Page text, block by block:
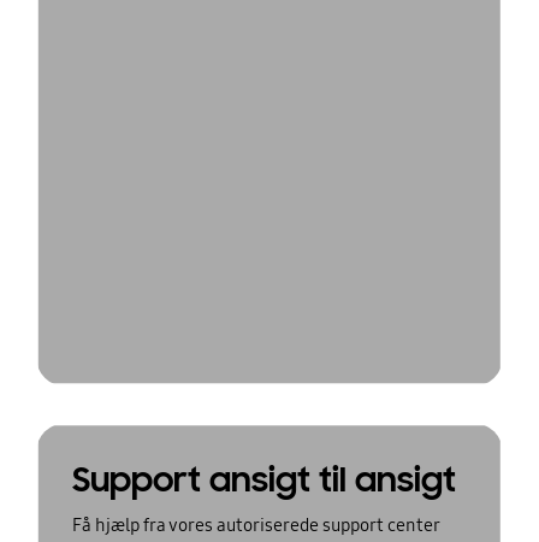
Support ansigt til ansigt
Få hjælp fra vores autoriserede support center